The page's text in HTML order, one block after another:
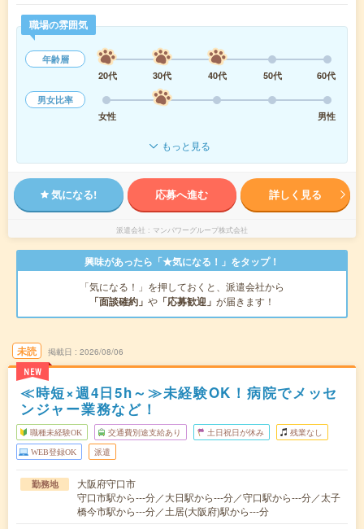
職場の雰囲気
年齢層
20代
30代 40代 50代
60代
男女比率
女性
男性
もっと見る
気になる! 応募へ進む 詳しく見る
派遣会社 マンパワーグループ株式会社
興味があったら「★気になる！」をタップ！
「気になる！」を押しておくと、派遣会社から
「面談確約」 や 「応募歓迎」 が届きます！
未読
NEW
掲載日 2026/08/06
≪時短×週4日5h～≫未経験OK！病院でメッセ
ンジャー業務など！
職種未経験OK 交通費別途支給あり 土日祝日が休み 残業なし
WEB登録OK 派遣
勤務地
大阪府守口市
守口市駅から---分／大日駅から---分／守口駅から---分／太子
橋今市駅から---分／土居(大阪府)駅から---分